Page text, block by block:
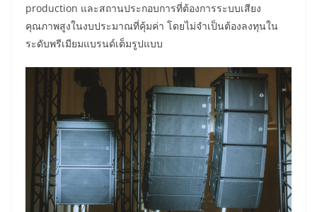
production และสถานประกอบการที่ต้องการระบบเสียง
คุณภาพสูงในงบประมาณที่คุ้มค่า โดยไม่จำเป็นต้องลงทุนใน
ระดับพรีเมียมแบรนด์เต็มรูปแบบ